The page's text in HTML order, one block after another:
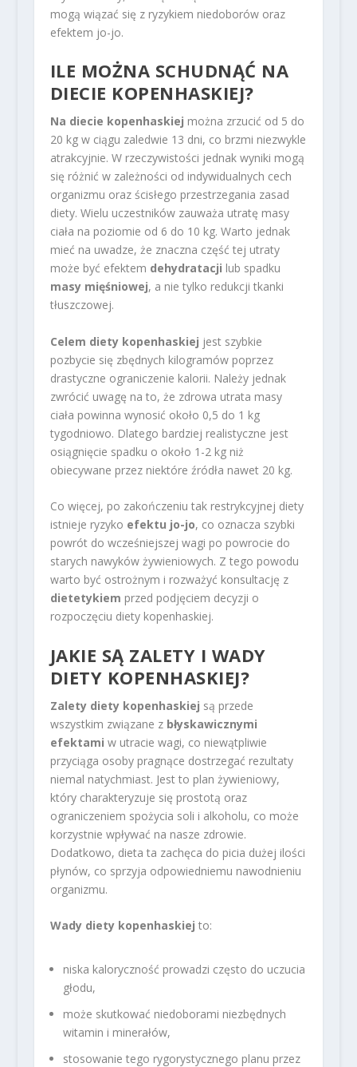
mogą wiązać się z ryzykiem niedoborów oraz
efektem jo-jo.
ILE MOŻNA SCHUDNĄĆ NA
DIECIE KOPENHASKIEJ?
Na diecie kopenhaskiej można zrzucić od 5 do
20 kg w ciągu zaledwie 13 dni, co brzmi niezwykle
atrakcyjnie. W rzeczywistości jednak wyniki mogą
się różnić w zależności od indywidualnych cech
organizmu oraz ścisłego przestrzegania zasad
diety. Wielu uczestników zauważa utratę masy
ciała na poziomie od 6 do 10 kg. Warto jednak
mieć na uwadze, że znaczna część tej utraty
może być efektem dehydratacji lub spadku
masy mięśniowej, a nie tylko redukcji tkanki
tłuszczowej.
Celem diety kopenhaskiej jest szybkie
pozbycie się zbędnych kilogramów poprzez
drastyczne ograniczenie kalorii. Należy jednak
zwrócić uwagę na to, że zdrowa utrata masy
ciała powinna wynosić około 0,5 do 1 kg
tygodniowo. Dlatego bardziej realistyczne jest
osiągnięcie spadku o około 1-2 kg niż
obiecywane przez niektóre źródła nawet 20 kg.
Co więcej, po zakończeniu tak restrykcyjnej diety
istnieje ryzyko efektu jo-jo, co oznacza szybki
powrót do wcześniejszej wagi po powrocie do
starych nawyków żywieniowych. Z tego powodu
warto być ostrożnym i rozważyć konsultację z
dietetykiem przed podjęciem decyzji o
rozpoczęciu diety kopenhaskiej.
JAKIE SĄ ZALETY I WADY
DIETY KOPENHASKIEJ?
Zalety diety kopenhaskiej są przede
wszystkim związane z błyskawicznymi
efektami w utracie wagi, co niewątpliwie
przyciąga osoby pragnące dostrzegać rezultaty
niemal natychmiast. Jest to plan żywieniowy,
który charakteryzuje się prostotą oraz
ograniczeniem spożycia soli i alkoholu, co może
korzystnie wpływać na nasze zdrowie.
Dodatkowo, dieta ta zachęca do picia dużej ilości
płynów, co sprzyja odpowiedniemu nawodnieniu
organizmu.
Wady diety kopenhaskiej to:
niska kaloryczność prowadzi często do uczucia
głodu,
może skutkować niedoborami niezbędnych
witamin i minerałów,
stosowanie tego rygorystycznego planu przez